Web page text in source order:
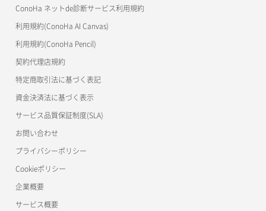
ConoHa ネットde診断サービス利用規約
利用規約(ConoHa AI Canvas)
利用規約(ConoHa Pencil)
契約代理店規約
特定商取引法に基づく表記
資金決済法に基づく表示
サービス品質保証制度(SLA)
お問い合わせ
プライバシーポリシー
Cookieポリシー
企業概要
サービス概要